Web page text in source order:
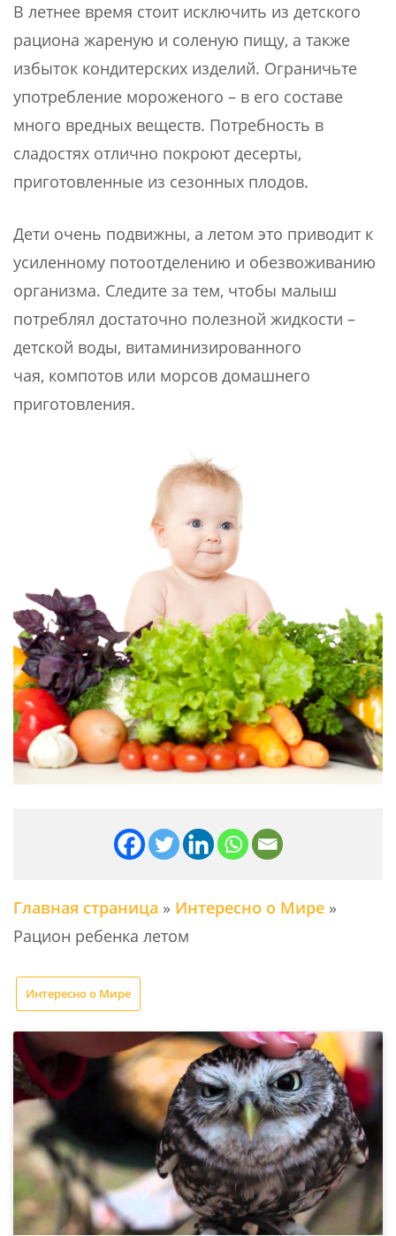
В летнее время стоит исключить из детского
рациона жареную и соленую пищу, а также
избыток кондитерских изделий. Ограничьте
употребление мороженого – в его составе
много вредных веществ. Потребность в
сладостях отлично покроют десерты,
приготовленные из сезонных плодов.
Дети очень подвижны, а летом это приводит к
усиленному потоотделению и обезвоживанию
организма. Следите за тем, чтобы малыш
потреблял достаточно полезной жидкости –
детской воды, витаминизированного
чая, компотов или морсов домашнего
приготовления.
Главная страница » Интересно о Мире »
Рацион ребенка летом
Интересно о Мире